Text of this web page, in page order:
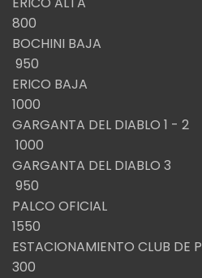
800
BOCHINI
950
ERICO
1000
GARGANTA DEL
1000
GARGANTA DEL
950
PALCO
1550
ESTACIONAMIENTO
300